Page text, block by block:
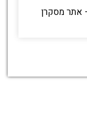
– אתר מסקרן